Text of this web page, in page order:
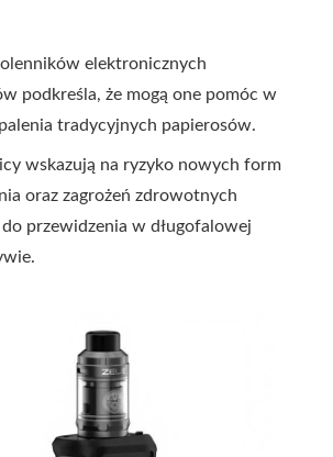
elektronicznych
podkreśla, że mogą one pomóc w
tradycyjnych papierosów.
wskazują na ryzyko nowych form
oraz zagrożeń zdrowotnych
przewidzenia w długofalowej